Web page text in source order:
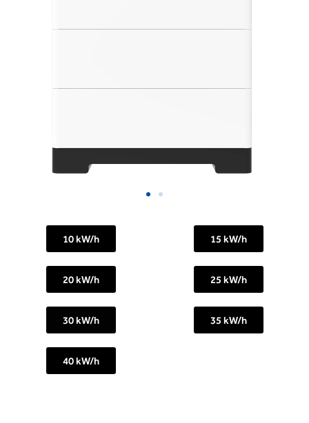
10 kW/h 15 kW/h
20 kW/h 25 kW/h
30 kW/h 35 kW/h
40 kW/h